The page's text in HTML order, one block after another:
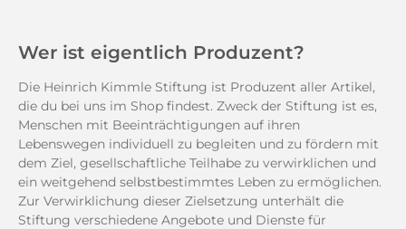
Wer ist eigentlich Produzent?
Die Heinrich Kimmle Stiftung ist Produzent aller Artikel,
die du bei uns im Shop findest. Zweck der Stiftung ist es,
Menschen mit Beeinträchtigungen auf ihren
Lebenswegen individuell zu begleiten und zu fördern mit
dem Ziel, gesellschaftliche Teilhabe zu verwirklichen und
ein weitgehend selbstbestimmtes Leben zu ermöglichen.
Zur Verwirklichung dieser Zielsetzung unterhält die
Stiftung verschiedene Angebote und Dienste für